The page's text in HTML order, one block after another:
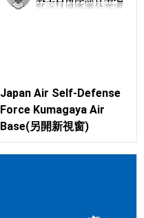
Japan Air Self-Defense
Force Kumagaya Air
Base(另開新視窗)